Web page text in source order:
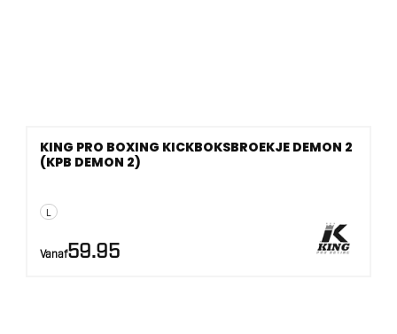
L
KING PRO BOXING KICKBOKSBROEKJE DEMON 2
(KPB DEMON 2)
Vanaf59.95